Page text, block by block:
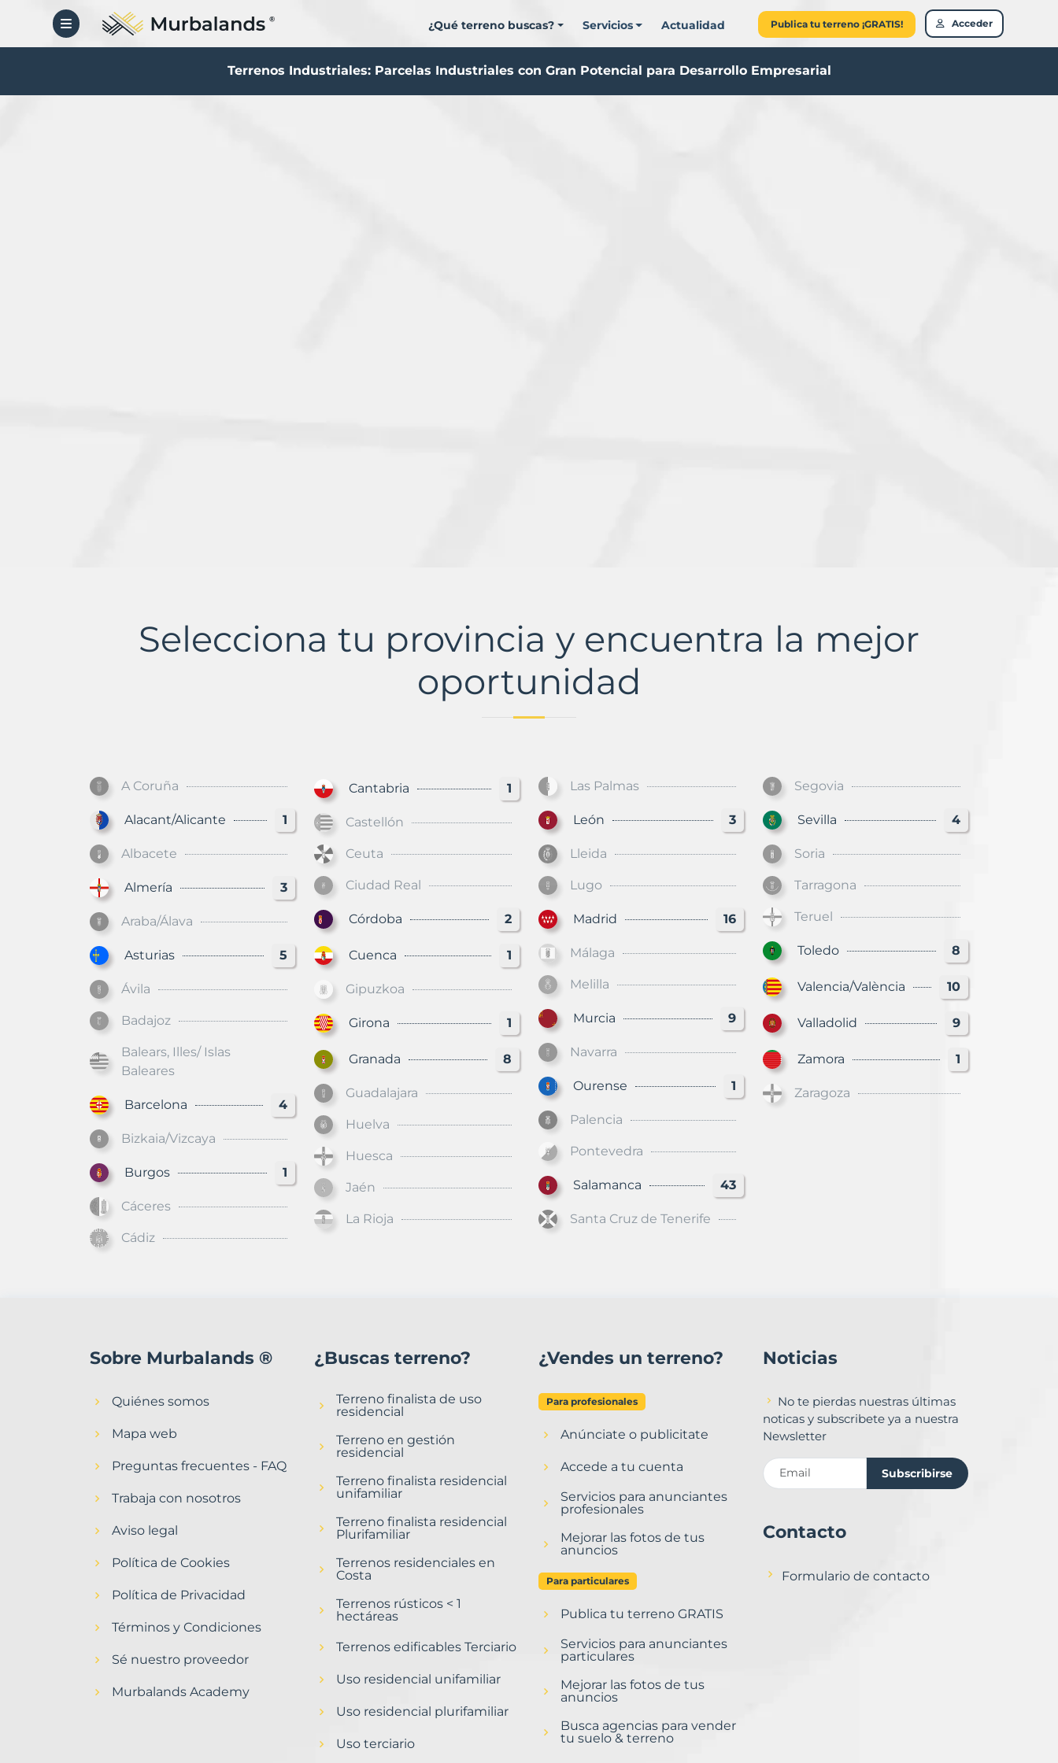
¿Qué terreno buscas? Servicios Actualidad Publica tu terreno ¡GRATIS! Acceder
Terrenos Industriales: Parcelas Industriales con Gran Potencial para Desarrollo Empresarial
Selecciona tu provincia y encuentra la mejor
oportunidad
A Coruña
Alacant/Alicante 1
Albacete
Almería 3
Araba/Álava
Asturias 5
Ávila
Badajoz
Balears, Illes/ Islas
Baleares
Barcelona 4
Bizkaia/Vizcaya
Burgos 1
Cáceres
Cádiz
Cantabria 1
Castellón
Ceuta
Ciudad Real
Córdoba 2
Cuenca 1
Gipuzkoa
Girona 1
Granada 8
Guadalajara
Huelva
Huesca
Jaén
La Rioja
Las Palmas
León 3
Lleida
Lugo
Madrid 16
Málaga
Melilla
Murcia 9
Navarra
Ourense 1
Palencia
Pontevedra
Salamanca 43
Santa Cruz de Tenerife
Segovia
Sevilla 4
Soria
Tarragona
Teruel
Toledo 8
Valencia/València 10
Valladolid 9
Zamora 1
Zaragoza
Sobre Murbalands ®
Quiénes somos
Mapa web
Preguntas frecuentes - FAQ
Trabaja con nosotros
Aviso legal
Política de Cookies
Política de Privacidad
Términos y Condiciones
Sé nuestro proveedor
Murbalands Academy
¿Buscas terreno?
Terreno finalista de uso
residencial
Terreno en gestión
residencial
Terreno finalista residencial
unifamiliar
Terreno finalista residencial
Plurifamiliar
Terrenos residenciales en
Costa
Terrenos rústicos < 1
hectáreas
Terrenos edificables Terciario
Uso residencial unifamiliar
Uso residencial plurifamiliar
Uso terciario
¿Vendes un terreno?
Para profesionales
Anúnciate o publicitate
Accede a tu cuenta
Servicios para anunciantes
profesionales
Mejorar las fotos de tus
anuncios
Para particulares
Publica tu terreno GRATIS
Servicios para anunciantes
particulares
Mejorar las fotos de tus
anuncios
Busca agencias para vender
tu suelo & terreno
Noticias
No te pierdas nuestras últimas
noticas y subscribete ya a nuestra
Newsletter
Subscribirse
Contacto
Formulario de contacto